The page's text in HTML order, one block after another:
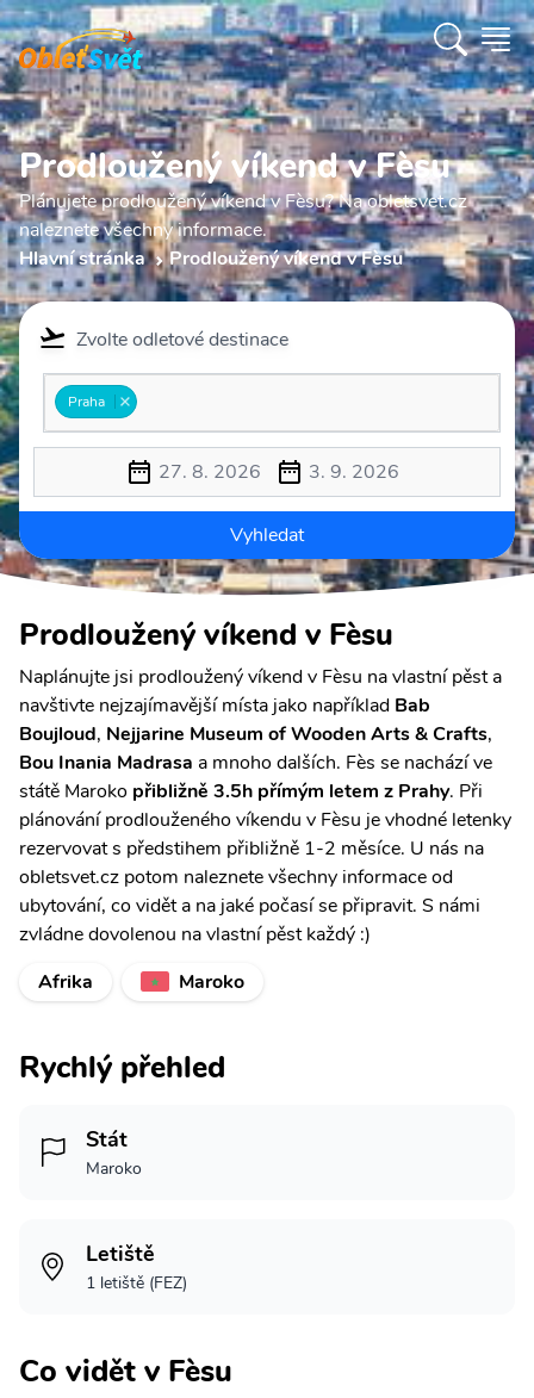
Prodloužený víkend v Fèsu
Plánujete prodloužený víkend v Fèsu? Na obletsvet.cz
naleznete všechny informace.
Hlavní stránka
Prodloužený víkend v Fèsu
Zvolte odletové destinace
Praha
27. 8. 2026 3. 9. 2026
Vyhledat
Prodloužený víkend v Fèsu
Naplánujte jsi prodloužený víkend v Fèsu na vlastní pěst a
navštivte nejzajímavější místa jako například Bab
Boujloud, Nejjarine Museum of Wooden Arts & Crafts,
Bou Inania Madrasa a mnoho dalších. Fès se nachází ve
státě Maroko přibližně 3.5h přímým letem z Prahy. Při
plánování prodlouženého víkendu v Fèsu je vhodné letenky
rezervovat s předstihem přibližně 1-2 měsíce. U nás na
obletsvet.cz potom naleznete všechny informace od
ubytování, co vidět a na jaké počasí se připravit. S námi
zvládne dovolenou na vlastní pěst každý :)
Afrika
Maroko
Rychlý přehled
Stát
Maroko
Letiště
1 letiště (FEZ)
Co vidět v Fèsu